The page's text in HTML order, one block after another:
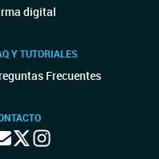
digital
Y TUTORIALES
Frecuentes